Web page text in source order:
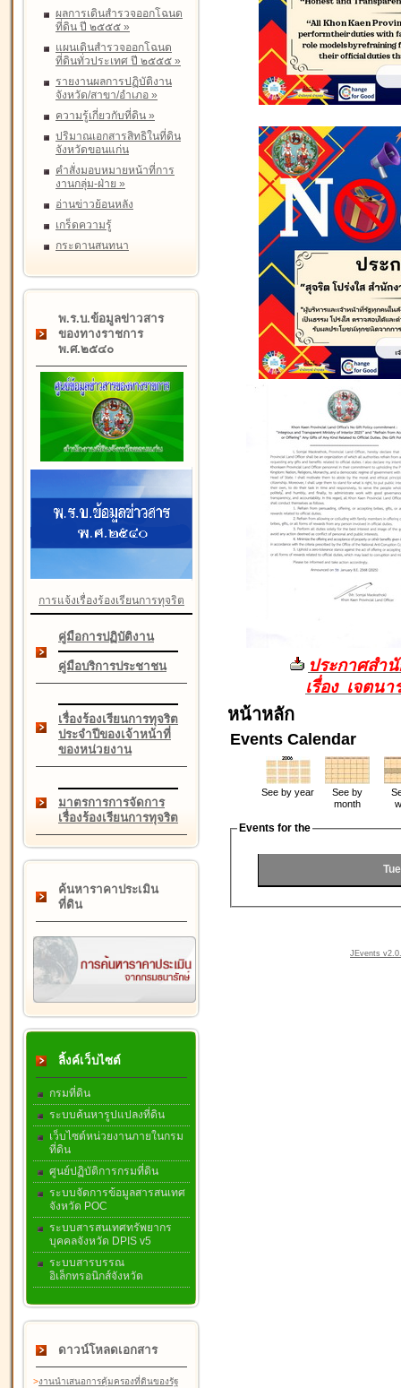
ผลการเดินสำรวจออกโฉนด
ที่ดิน ปี ๒๕๕๕ »
แผนเดินสำรวจออกโฉนด
ที่ดินทั่วประเทศ ปี ๒๕๕๕ »
รายงานผลการปฏิบัติงาน
จังหวัด/สาขา/อำเภอ »
ความรู้เกี่ยวกับที่ดิน »
ปริมาณเอกสารสิทธิในที่ดิน
จังหวัดขอนแก่น
คำสั่งมอบหมายหน้าที่การ
งานกลุ่ม-ฝ่าย »
อ่านข่าวย้อนหลัง
เกร็ดความรู้
กระดานสนทนา
พ.ร.บ.ข้อมูลข่าวสาร
ของทางราชการ
พ.ศ.๒๕๔๐
การแจ้งเรื่องร้องเรียนการทุจริต
คู่มือการปฏิบัติงาน
คู่มือบริการประชาชน
เรื่องร้องเรียนการทุจริต
ประจำปีของเจ้าหน้าที่
ของหน่วยงาน
มาตรการการจัดการ
เรื่องร้องเรียนการทุจริต
ค้นหาราคาประเมิน
ที่ดิน
ลิ้งค์เว็บไซต์
กรมที่ดิน
ระบบค้นหารูปแปลงที่ดิน
เว็บไซต์หน่วยงานภายในกรม
ที่ดิน
ศูนย์ปฏิบัติการกรมที่ดิน
ระบบจัดการข้อมูลสารสนเทศ
จังหวัด POC
ระบบสารสนเทศทรัพยากร
บุคคลจังหวัด DPIS v5
ระบบสารบรรณ
อิเล็กทรอนิกส์จังหวัด
ดาวน์โหลดเอกสาร
>งานนำเสนอการคุ้มครองที่ดินของรัฐ
ประกาศสำ
เรื่อง เจตน
หน้าหลัก
Events Calendar
See by year
See by
month
Events for the
JEvents